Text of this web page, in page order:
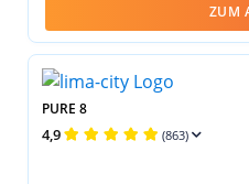
ZUM
PURE 8
4,9 (863)